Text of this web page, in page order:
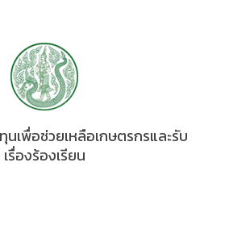
เพื่อช่วยเหลือเกษตรกรและรับ
เรื่องร้องเรียน